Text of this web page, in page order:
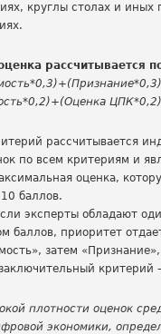
круглы столах и иных
рассчитывается
рассчитывается
по всем критериям и
оценка,
баллов.
эксперты обладают
баллов, приоритет
затем
критерий
плотности оценок
экономики,